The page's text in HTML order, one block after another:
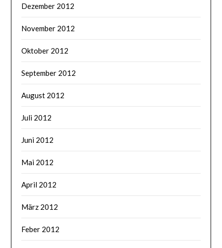
Dezember 2012
November 2012
Oktober 2012
September 2012
August 2012
Juli 2012
Juni 2012
Mai 2012
April 2012
März 2012
Feber 2012